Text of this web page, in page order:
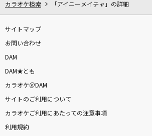
カラオケ検索 「アイニーメイチャ」の詳細
サイトマップ
お問い合わせ
DAM
DAM★とも
カラオケ＠DAM
サイトのご利用について
カラオケご利用にあたっての注意事項
利用規約